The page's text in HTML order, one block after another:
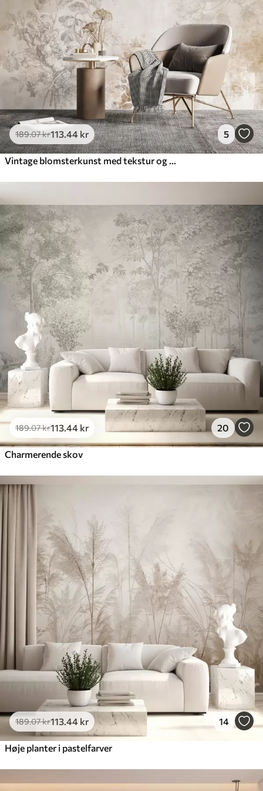
Premium
448.33269.00kr/m²
Premium vinyl
516 .67310.00kr/m²
Peel and Stick
666.67400.00kr/m²
189.07kr113 .44 kr 5
189.07kr113 .44 kr 20
Charmerende skov
189.07kr113 .44 kr 14
Høje planter i pastelfarver